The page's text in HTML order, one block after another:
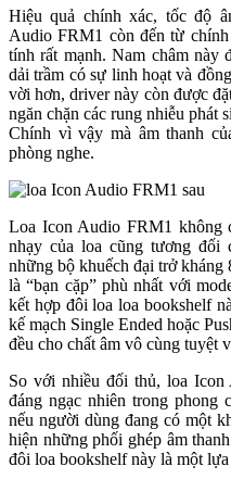
Hiệu quả chính xác, tốc độ
Audio FRM1 còn đến từ
tính rất mạnh. Nam châm này
dải trầm có sự linh hoạt và
vời hơn, driver này còn được
ngăn chặn các rung nhiễu phát
Chính vì vậy mà âm thanh
phòng nghe.
Loa Icon Audio FRM1 không
nhạy của loa cũng tương
những bộ khuếch đại trở
là “bạn cặp” phù nhất với
kết hợp đôi loa loa bookshelf
kế mạch Single Ended hoặc
đều cho chất âm vô cùng tuyệt
So với nhiều đối thủ, loa
đáng ngạc nhiên trong phong
nếu người dùng đang có một
hiện những phối ghép âm
đôi loa bookshelf này là một